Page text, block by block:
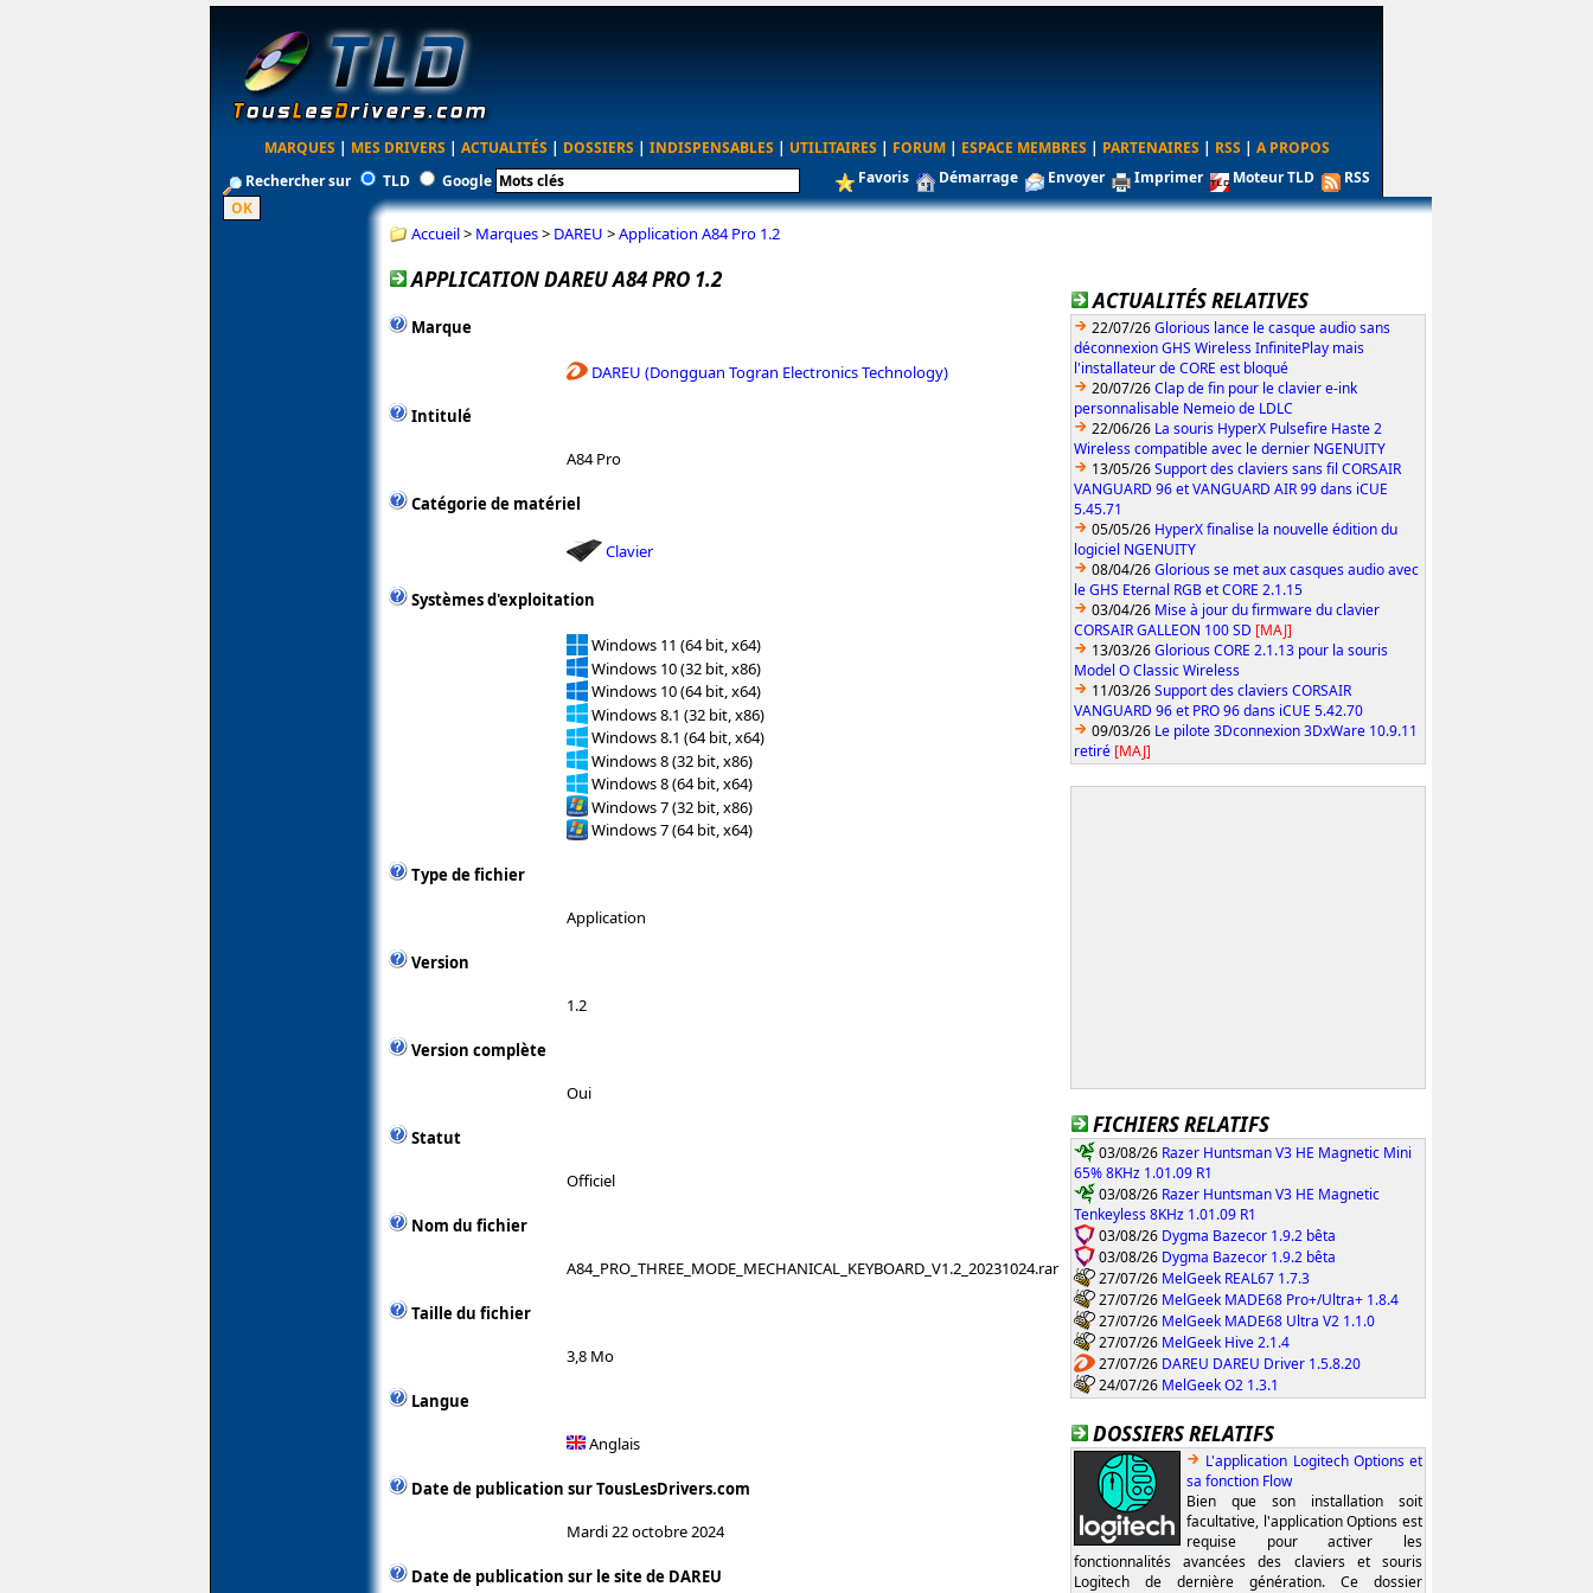
MARQUES | MES DRIVERS | ACTUALITÉS | DOSSIERS | INDISPENSABLES | UTILITAIRES | FORUM | ESPACE MEMBRES | PARTENAIRES | RSS | A PROPOS
Rechercher sur
TLD Google Favoris Démarrage Envoyer Imprimer Moteur TLD RSS
Accueil> Marques> DAREU >Application A84 Pro 1.2
APPLICATION DAREU A84 PRO 1.2
Marque
DAREU (Dongguan Togran Electronics Technology)
Intitulé
A84 Pro
Catégorie de matériel
Clavier
Systèmes d'exploitation
Windows 11 (64 bit, x64)
Windows 10 (32 bit, x86)
Windows 10 (64 bit, x64)
Windows 8.1 (32 bit, x86)
Windows 8.1 (64 bit, x64)
Windows 8 (32 bit, x86)
Windows 8 (64 bit, x64)
Windows 7 (32 bit, x86)
Windows 7 (64 bit, x64)
Type de fichier
Application
Version
1.2
Version complète
Oui
Statut
Officiel
Nom du fichier
A84_PRO_THREE_MODE_MECHANICAL_KEYBOARD_V1.2_20231024.rar
Taille du fichier
3,8 Mo
Langue
Anglais
Date de publication sur TousLesDrivers.com
Mardi 22 octobre 2024
Date de publication sur le site de DAREU
ACTUALITÉS RELATIVES
22/07/26Glorious lance le casque audio sans
déconnexion GHS Wireless InfinitePlay mais
l'installateur de CORE est bloqué
20/07/26Clap de fin pour le clavier e-ink
personnalisable Nemeio de LDLC
22/06/26 La souris HyperX Pulsefire Haste 2
Wireless compatible avec le dernier NGENUITY
13/05/26Support des claviers sans fil CORSAIR
VANGUARD 96 et VANGUARD AIR 99 dans iCUE
5.45.71
05/05/26 HyperX finalise la nouvelle édition du
logiciel NGENUITY
08/04/26Glorious se met aux casques audio avec
le GHS Eternal RGB et CORE 2.1.15
03/04/26 Mise à jour du firmware du clavier
CORSAIR GALLEON 100 SD [MAJ]
13/03/26Glorious CORE 2.1.13 pour la souris
Model O Classic Wireless
11/03/26Support des claviers CORSAIR
VANGUARD 96 et PRO 96 dans iCUE 5.42.70
09/03/26 Le pilote 3Dconnexion 3DxWare 10.9.11
retiré [MAJ]
FICHIERS RELATIFS
03/08/26 Razer Huntsman V3 HE Magnetic Mini
65% 8KHz 1.01.09 R1
03/08/26 Razer Huntsman V3 HE Magnetic
Tenkeyless 8KHz 1.01.09 R1
03/08/26 Dygma Bazecor 1.9.2 bêta
03/08/26 Dygma Bazecor 1.9.2 bêta
27/07/26 MelGeek REAL67 1.7.3
27/07/26 MelGeek MADE68 Pro+/Ultra+ 1.8.4
27/07/26 MelGeek MADE68 Ultra V2 1.1.0
27/07/26 MelGeek Hive 2.1.4
27/07/26 DAREU DAREU Driver 1.5.8.20
24/07/26 MelGeek O2 1.3.1
DOSSIERS RELATIFS
L'application Logitech Options et
sa fonction Flow
Bien que son installation soit
facultative, l'application Options est
requise pour activer les
fonctionnalités avancées des claviers et souris
Logitech de dernière génération. Ce dossier